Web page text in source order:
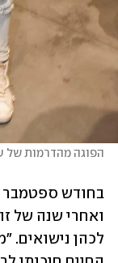
הפוגה מהדרמות של
ואחרי שנה של